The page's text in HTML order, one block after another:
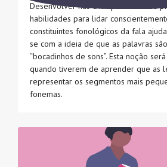
Desenvolver nas crianças em idade
habilidades para lidar
constituintes fonológicos da fala
se com a ideia de que as palavras
“bocadinhos de sons”. Esta noção
quando tiverem de aprender que as
representar os segmentos mais
fonemas.